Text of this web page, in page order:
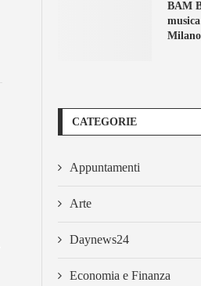
BAM
Milano
CATEGORIE
Appuntamenti
Arte
Daynews24
Economia e Finanza